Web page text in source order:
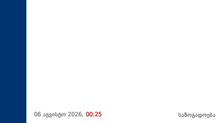
06 აგვისტო 2026, 00:25 საზოგადოება